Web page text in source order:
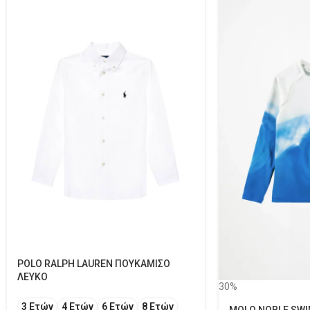
POLO RALPH LAUREN ΠΟΥΚΑΜΙΣΟ
ΛΕΥΚΟ
3 Ετών 4 Ετών 6 Ετών 8 Ετών
30%